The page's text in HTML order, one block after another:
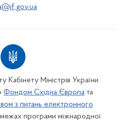
Кабінету Міністрів України.
Фондом Східна Європа та
з питань електронного
програми міжнародної